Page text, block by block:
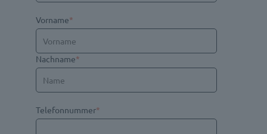
Vorname*
Nachname*
Telefonnummer*